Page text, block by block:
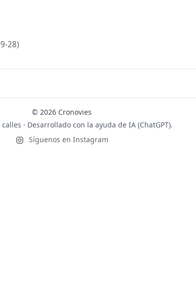
28)
© 2026 Cronovies
· Desarrollado con la ayuda de IA (ChatGPT).
Síguenos en Instagram